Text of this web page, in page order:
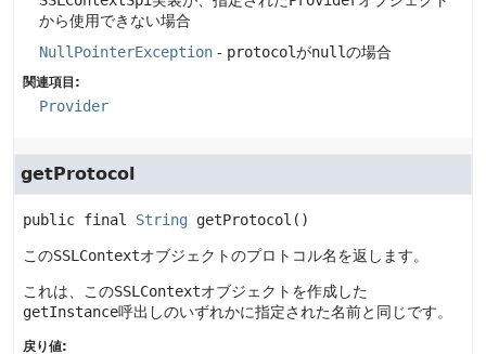
から使用できない場合
NullPointerException - protocolがnullの場合
関連項目:
Provider
getProtocol
public final String getProtocol ()
このSSLContextオブジェクトのプロトコル名を返します。
これは、このSSLContextオブジェクトを作成した
getInstance呼出しのいずれかに指定された名前と同じです。
戻り値: